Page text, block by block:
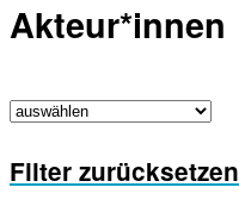
Akteur*innen
Filter zurücksetzen